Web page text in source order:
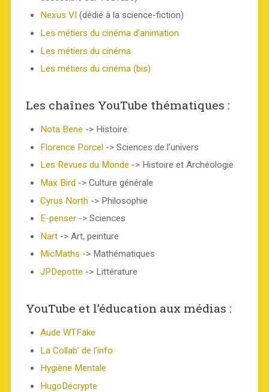
Nexus VI (dédié à la science-fiction)
Les métiers du cinéma d’animation
Les métiers du cinéma
Les métiers du cinéma (bis)
Les chaînes YouTube thématiques :
Nota Bene -> Histoire
Florence Porcel-> Sciences de l’univers
Les Revues du Monde -> Histoire et Archéologie
Max Bird-> Culture générale
Cyrus North -> Philosophie
E-penser-> Sciences
Nart-> Art, peinture
MicMaths -> Mathématiques
JPDepotte -> Littérature
YouTube et l’éducation aux médias :
Aude WTFake
La Collab’ de l’info
Hygiène Mentale
HugoDécrypte